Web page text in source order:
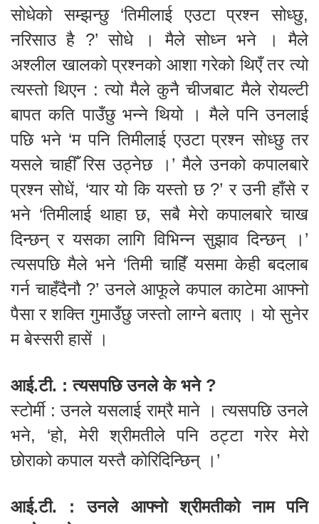
सोधेको सम्झन्छु ‘तिमीलाई एउटा प्रश्न सोध्छु,
नरिसाउ है ?’ सोधे । मैले सोध्न भने । मैले
अश्लील खालको प्रश्नको आशा गरेको थिएँ तर त्यो
त्यस्तो थिएन : त्यो मैले कुनै चीजबाट मैले रोयल्टी
बापत कति पाउँछु भन्ने थियो । मैले पनि उनलाई
पछि भने ‘म पनि तिमीलाई एउटा प्रश्न सोध्छु तर
यसले चाहीँ रिस उठ्नेछ ।’ मैले उनको कपालबारे
प्रश्न सोधें, ‘यार यो कि यस्तो छ ?’ र उनी हाँसे र
भने ‘तिमीलाई थाहा छ, सबै मेरो कपालबारे चाख
दिन्छन् र यसका लागि विभिन्न सुझाव दिन्छन् ।’
त्यसपछि मैले भने ‘तिमी चाहिँ यसमा केही बदलाब
गर्न चाहँदैनौ ?’ उनले आफूले कपाल काटेमा आफ्नो
पैसा र शक्ति गुमाउँछु जस्तो लाग्ने बताए । यो सुनेर
म बेस्सरी हासें ।
आई.टी. : त्यसपछि उनले के भने ?
स्टोर्मी : उनले यसलाई राम्रै माने । त्यसपछि उनले
भने, ‘हो, मेरी श्रीमतीले पनि ठट्टा गरेर मेरो
छोराको कपाल यस्तै कोरिदिन्छिन् ।’
आई.टी. : उनले आफ्नो श्रीमतीको नाम पनि